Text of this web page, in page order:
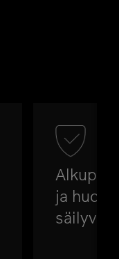
ja
säilyvät